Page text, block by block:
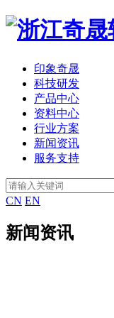
印象奇晟
科技研发
产品中心
资料中心
行业方案
新闻资讯
服务支持
CN EN
新闻资讯